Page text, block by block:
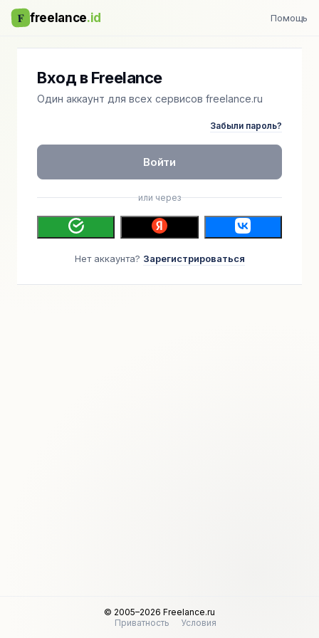
F freelance.id Помощь
Вход в Freelance
Один аккаунт для всех сервисов freelance.ru
Забыли пароль?
Войти
или через
Нет аккаунта? Зарегистрироваться
© 2005–2026 Freelance.ru
Приватность
Условия